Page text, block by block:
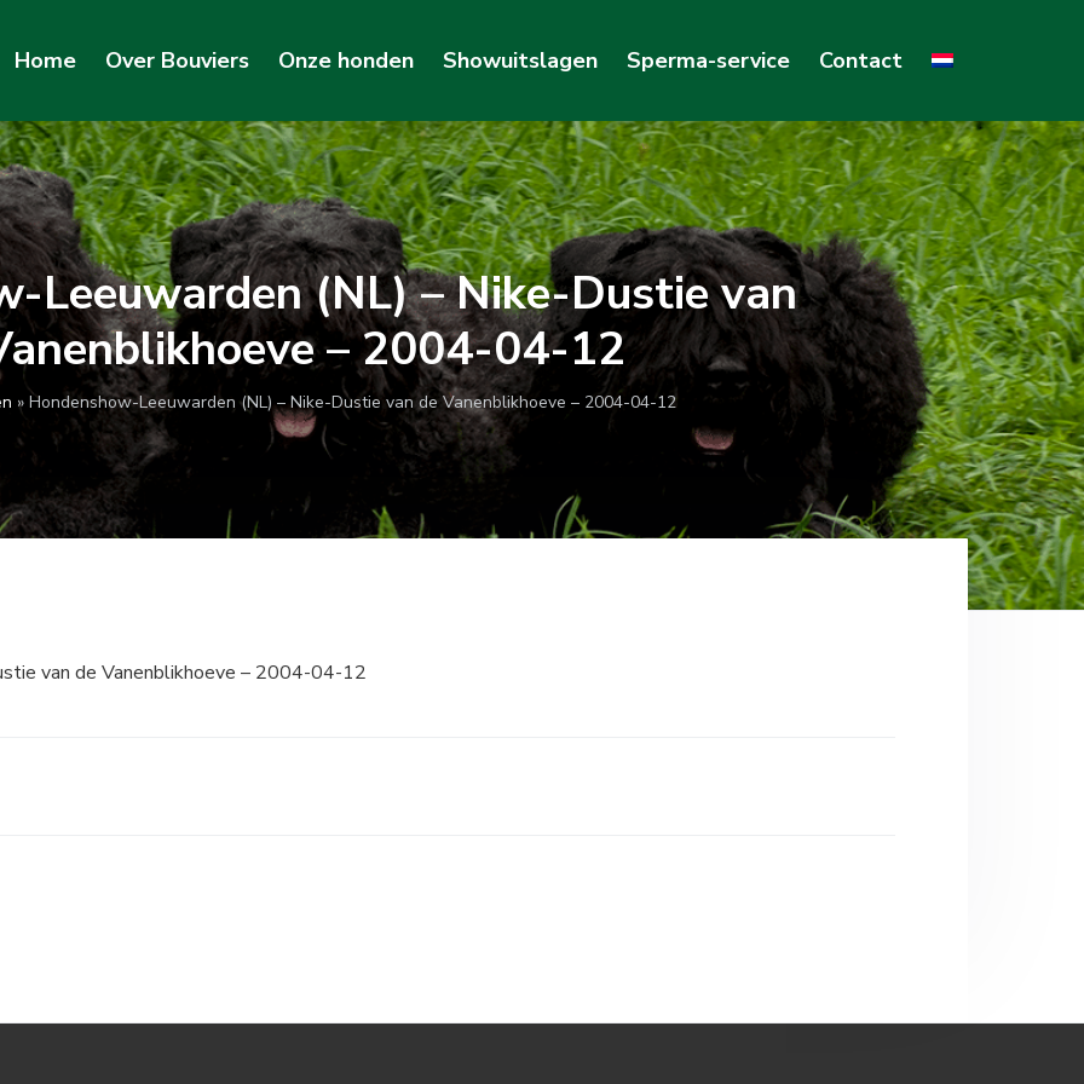
Home Over Bouviers Onze honden Showuitslagen Sperma-service Contact
Leeuwarden (NL) – Nike-Dustie van
– 2004-04-12
» Hondenshow-Leeuwarden (NL) – Nike-Dustie van de Vanenblikhoeve – 2004-04-12
van de Vanenblikhoeve – 2004-04-12